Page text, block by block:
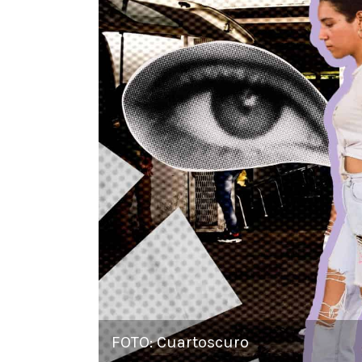
FOTO: Cuartoscuro